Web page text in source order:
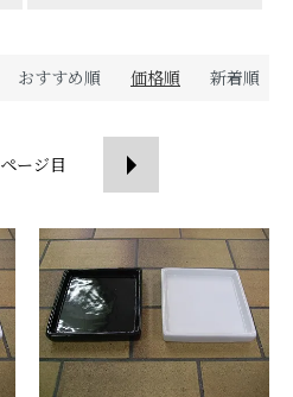
おすすめ順 価格順 新着順
ページ目